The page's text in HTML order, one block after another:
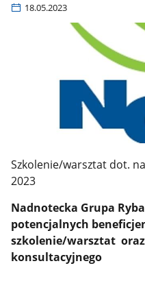
18.05.2023
Szkolenie/warsztat dot.
2023
Nadnotecka Grupa
potencjalnych
szkolenie/warsztat
konsultacyjnego